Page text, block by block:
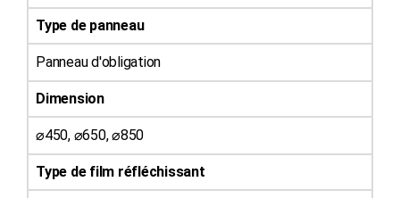
Type de panneau
Panneau d'obligation
Dimension
⌀450, ⌀650, ⌀850
Type de film réfléchissant